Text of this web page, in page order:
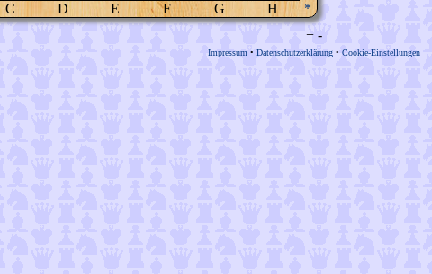
C D E F G H *
+ -
Impressum • Datenschutzerklärung • Cookie-Einstellungen